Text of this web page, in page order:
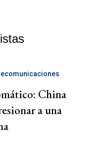
China
a una